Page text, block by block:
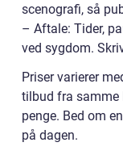
scenografi, så
– Aftale: Tider,
ved sygdom.
Priser varierer
tilbud fra samme
penge. Bed om
på dagen.